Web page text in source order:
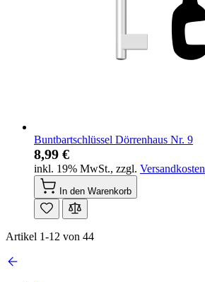
Buntbartschlüssel Dörrenhaus Nr. 9
8,99 €
inkl. 19% MwSt., zzgl. Versandkosten
In den Warenkorb
Artikel 1-12 von 44